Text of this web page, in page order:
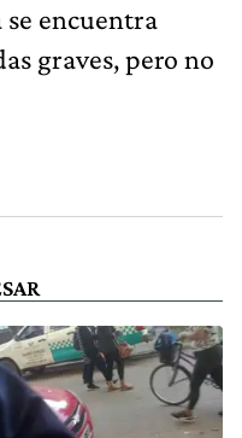
encuentra
graves, pero no